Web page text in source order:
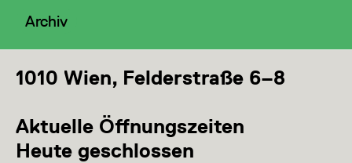
Kategorie:
Archiv
1010 Wien, Felderstraße 6–8
Aktuelle Öffnungszeiten
Heute geschlossen